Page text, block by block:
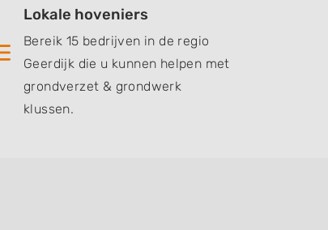
Lokale hoveniers
Bereik 15 bedrijven in de regio
Geerdijk die u kunnen helpen met
grondverzet & grondwerk
klussen.